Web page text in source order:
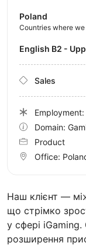
Наш клієнт —
що стрімко
у сфері
розширення
Poland
Countries where
English B2 -
Sales
Domain:
Product
Office: